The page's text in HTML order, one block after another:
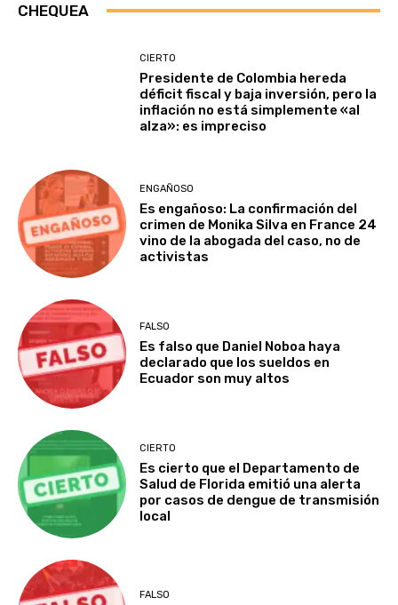
CHEQUEA
CIERTO
Presidente de Colombia hereda
déficit fiscal y baja inversión, pero la
inflación no está simplemente «al
alza»: es impreciso
ENGAÑOSO
Es engañoso: La confirmación del
crimen de Monika Silva en France 24
vino de la abogada del caso, no de
activistas
FALSO
Es falso que Daniel Noboa haya
declarado que los sueldos en
Ecuador son muy altos
CIERTO
Es cierto que el Departamento de
Salud de Florida emitió una alerta
por casos de dengue de transmisión
local
FALSO